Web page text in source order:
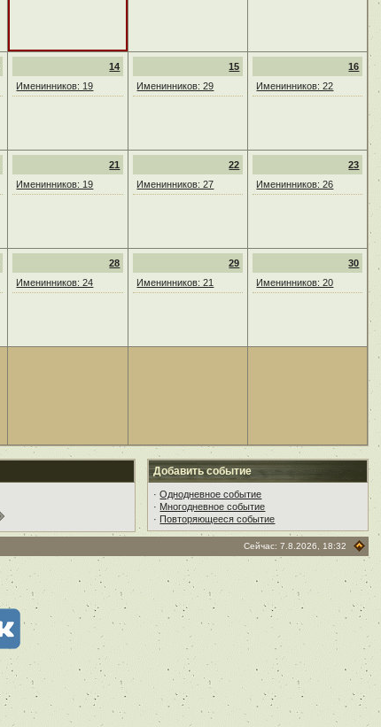
14
Именинников: 19
15
Именинников: 29
16
Именинников: 22
21
Именинников: 19
22
Именинников: 27
23
Именинников: 26
28
Именинников: 24
29
Именинников: 21
30
Именинников: 20
Добавить событие
·Однодневное событие
· Многодневное событие
· Повторяющееся событие
Сейчас: 7.8.2026, 18:32